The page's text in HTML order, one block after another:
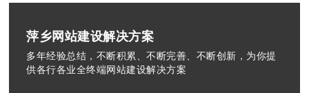
萍乡网站建设解决方案
多年经验总结，不断积累、不断完善、不断创新，为你提
供各行各业全终端网站建设解决方案